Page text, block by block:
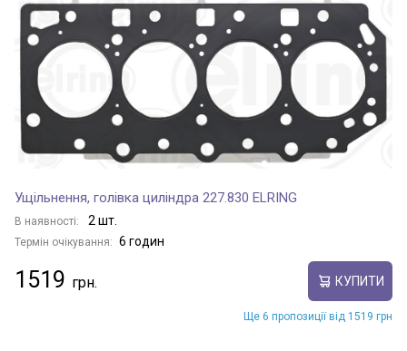
Ущільнення, голівка циліндра 227.830 ELRING
В наявності: 2 шт.
Термін очікування: 6 годин
1519 КУПИТИ
Ще 6 пропозиції від 1519 грн